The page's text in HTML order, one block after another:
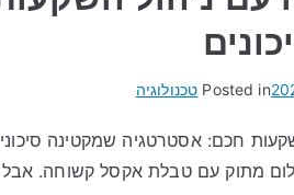
Posted in טכנולוגיה
חכם: אסטרטגיה שמקטינה
מתוק עם טבלת אקסל קשוחה.